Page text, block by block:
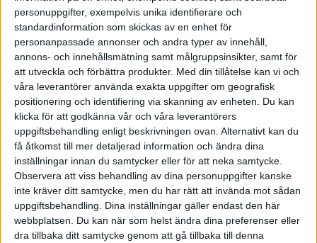
personuppgifter, exempelvis unika identifierare och
standardinformation som skickas av en enhet för
personanpassade annonser och andra typer av innehåll,
annons- och innehållsmätning samt målgruppsinsikter, samt för
att utveckla och förbättra produkter. Med din tillåtelse kan vi och
våra leverantörer använda exakta uppgifter om geografisk
positionering och identifiering via skanning av enheten. Du kan
klicka för att godkänna vår och våra leverantörers
uppgiftsbehandling enligt beskrivningen ovan. Alternativt kan du
få åtkomst till mer detaljerad information och ändra dina
inställningar innan du samtycker eller för att neka samtycke.
Observera att viss behandling av dina personuppgifter kanske
inte kräver ditt samtycke, men du har rätt att invända mot sådan
uppgiftsbehandling. Dina inställningar gäller endast den här
webbplatsen. Du kan när som helst ändra dina preferenser eller
dra tillbaka ditt samtycke genom att gå tillbaka till denna
bokföringsprogrammet, du måste ju ha underlag
till dessa också, ex fakturor mm.
Stig Forsberg
2009-11-29 17:11
Visst kan du sälja saker som privatperson fast du
har F-skatt. Saker du köpt in på företaget ska
givetvis säljas även av företaget.